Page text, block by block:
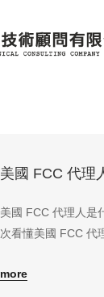
美國 FCC 代理人是
次看懂美國 FCC 代
授權管理等程序中
more